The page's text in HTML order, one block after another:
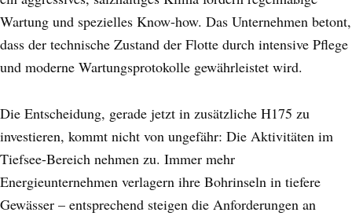
Wartung und spezielles Know-how. Das Unternehmen betont,
dass der technische Zustand der Flotte durch intensive Pflege
und moderne Wartungsprotokolle gewährleistet wird.
Die Entscheidung, gerade jetzt in zusätzliche H175 zu
investieren, kommt nicht von ungefähr: Die Aktivitäten im
Tiefsee-Bereich nehmen zu. Immer mehr
Energieunternehmen verlagern ihre Bohrinseln in tiefere
Gewässer – entsprechend steigen die Anforderungen an